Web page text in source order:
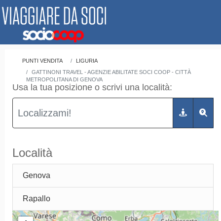
PUNTI VENDITA
LIGURIA
GATTINONI TRAVEL - AGENZIE ABILITATE SOCI COOP - CITTÀ
METROPOLITANA DI GENOVA
Usa la tua posizione o scrivi una località:
Località
Genova
Rapallo